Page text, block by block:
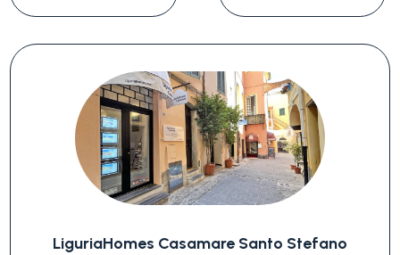
LiguriaHomes Casamare Santo Stefano